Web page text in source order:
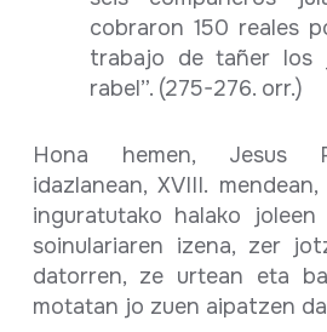
cobraron 150 reales
trabajo de tañer los
rabel”. (275-276. orr.)
Hona hemen, Jesus
idazlanean, XVIII.
inguratutako halako joleen
soinulariaren izena, zer
datorren, ze urtean eta
motatan jo zuen aipatzen da